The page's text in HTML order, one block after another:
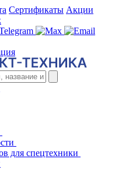
Сертификаты Акции
для спецтехники